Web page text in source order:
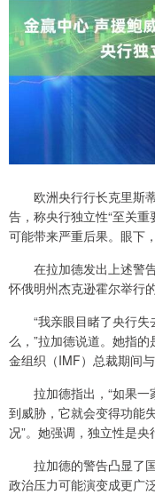
欧洲央行行长克里斯蒂
告，称央行独立性“至关
可能带来严重后果。眼下
在拉加德发出上述警告
怀俄明州杰克逊霍尔举行
“我亲眼目睹了央行失
么，”拉加德说道。她指
金组织（IMF）总裁期间
拉加德指出，“如果一
到威胁，它就会变得功能
况”。她强调，独立性是央
拉加德的警告凸显了国
政治压力可能演变成更广